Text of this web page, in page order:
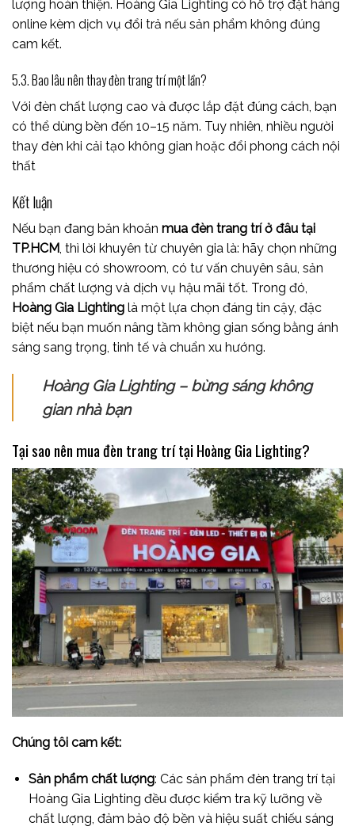
lượng hoàn thiện. Hoàng Gia Lighting có hỗ trợ đặt hàng
online kèm dịch vụ đổi trả nếu sản phẩm không đúng
cam kết.
5.3. Bao lâu nên thay đèn trang trí một lần?
Với đèn chất lượng cao và được lắp đặt đúng cách, bạn
có thể dùng bền đến 10–15 năm. Tuy nhiên, nhiều người
thay đèn khi cải tạo không gian hoặc đổi phong cách nội
thất
Kết luận
Nếu bạn đang băn khoăn mua đèn trang trí ở đâu tại
TP.HCM, thì lời khuyên từ chuyên gia là: hãy chọn những
thương hiệu có showroom, có tư vấn chuyên sâu, sản
phẩm chất lượng và dịch vụ hậu mãi tốt. Trong đó,
Hoàng Gia Lighting là một lựa chọn đáng tin cậy, đặc
biệt nếu bạn muốn nâng tầm không gian sống bằng ánh
sáng sang trọng, tinh tế và chuẩn xu hướng.
Hoàng Gia Lighting – bừng sáng không
gian nhà bạn
Tại sao nên mua đèn trang trí tại Hoàng Gia Lighting?
Chúng tôi cam kết:
Sản phẩm chất lượng: Các sản phẩm đèn trang trí tại
Hoàng Gia Lighting đều được kiểm tra kỹ lưỡng về
chất lượng, đảm bảo độ bền và hiệu suất chiếu sáng